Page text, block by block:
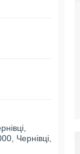
Чернівці,